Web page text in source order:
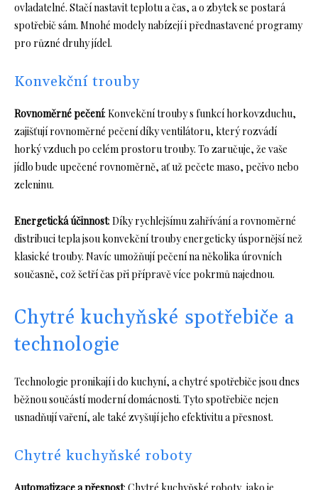
ovladatelné. Stačí nastavit teplotu a čas, a o zbytek se postará
spotřebič sám. Mnohé modely nabízejí i přednastavené programy
pro různé druhy jídel.
Konvekční trouby
Rovnoměrné pečení: Konvekční trouby s funkcí horkovzduchu,
zajišťují rovnoměrné pečení díky ventilátoru, který rozvádí
horký vzduch po celém prostoru trouby. To zaručuje, že vaše
jídlo bude upečené rovnoměrně, ať už pečete maso, pečivo nebo
zeleninu.
Energetická účinnost: Díky rychlejšímu zahřívání a rovnoměrné
distribuci tepla jsou konvekční trouby energeticky úspornější než
klasické trouby. Navíc umožňují pečení na několika úrovních
současně, což šetří čas při přípravě více pokrmů najednou.
Chytré kuchyňské spotřebiče a
technologie
Technologie pronikají i do kuchyní, a chytré spotřebiče jsou dnes
běžnou součástí moderní domácnosti. Tyto spotřebiče nejen
usnadňují vaření, ale také zvyšují jeho efektivitu a přesnost.
Chytré kuchyňské roboty